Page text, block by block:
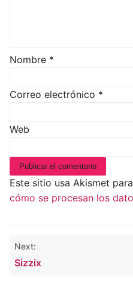
Nombre *
Correo electrónico *
Web
Este sitio usa Akismet
cómo se procesan los
Navegación
de
Next:
Sizzix